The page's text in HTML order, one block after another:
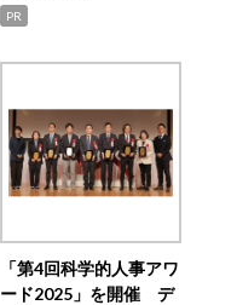
PR
「第4回科学的人事アワ
ード2025」を開催 デ